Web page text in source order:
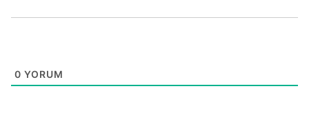
0 YORUM